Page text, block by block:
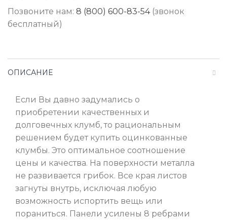
Позвоните нам: 8 (800) 600-83-54(звонок
бесплатный)
ОПИСАНИЕ
Если Вы давно задумались о
приобретении качественных и
долговечных клумб, то рациональным
решением будет купить оцинкованные
клумбы. Это оптимальное соотношение
цены и качества. На поверхности металла
не развивается грибок. Все края листов
загнуты внутрь, исключая любую
возможность испортить вещь или
пораниться. Панели усилены 8 ребрами